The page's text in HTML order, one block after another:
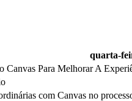
quarta-
Canvas Para Melhorar A
com Canvas no